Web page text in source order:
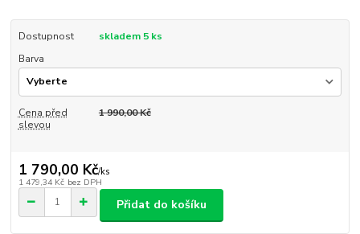
Dostupnost
skladem 5 ks
Barva
Cena před
slevou
1 990,00 Kč
1 790,00 Kč/ks
1 479,34 Kč bez DPH
Přidat do košíku